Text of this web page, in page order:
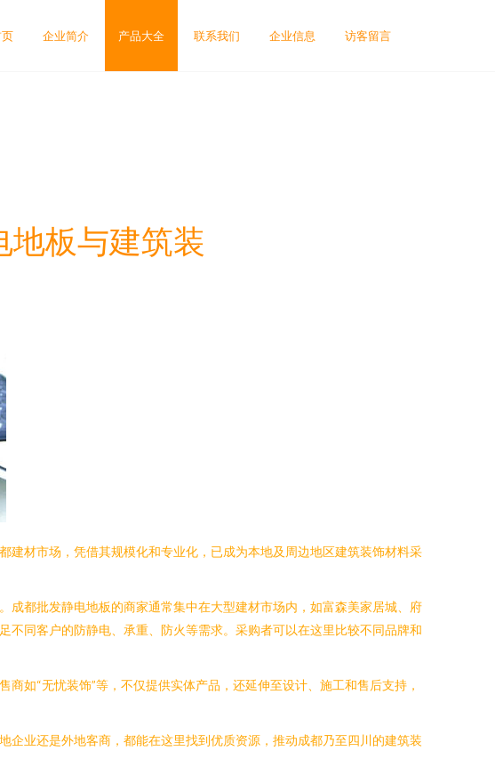
企业简介 产品大全 联系我们 企业信息 访客留言
地板与建筑装
材市场，凭借其规模化和专业化，已成为本地及周边地区建筑装饰材料采
都批发静电地板的商家通常集中在大型建材市场内，如富森美家居城、府
同客户的防静电、承重、防火等需求。采购者可以在这里比较不同品牌和
如“无忧装饰”等，不仅提供实体产品，还延伸至设计、施工和售后支持，
业还是外地客商，都能在这里找到优质资源，推动成都乃至四川的建筑装